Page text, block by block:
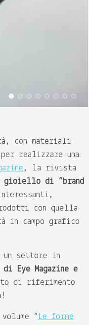
con materiali
realizzare una
, la rivista
gioiello di “brand
con quella
campo grafico
settore in
Eye Magazine e
di riferimento
“ Le forme